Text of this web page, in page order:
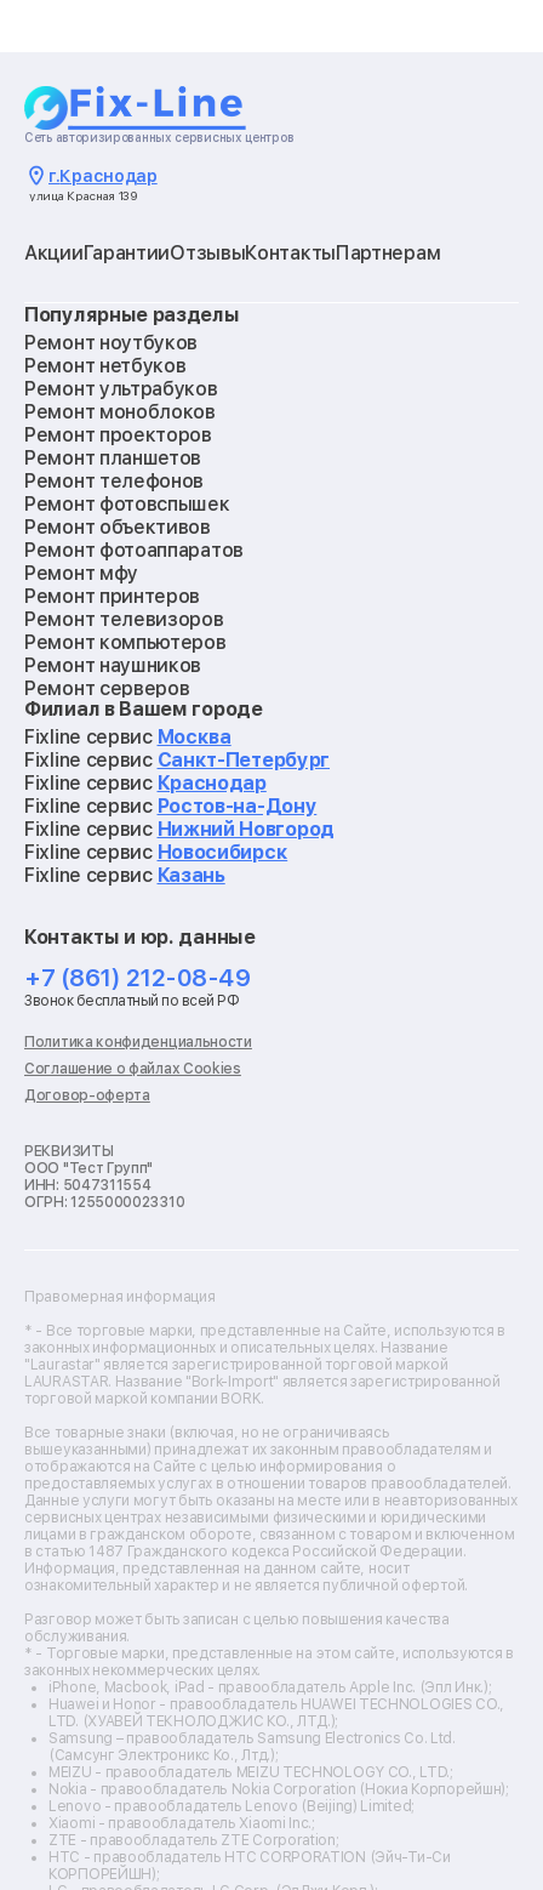
Сеть авторизированных сервисных центров
г.Краснодар
улица Красная 139
АкцииГарантииОтзывыКонтактыПартнерам
Популярные разделы
Ремонт ноутбуков
Ремонт нетбуков
Ремонт ультрабуков
Ремонт моноблоков
Ремонт проекторов
Ремонт планшетов
Ремонт телефонов
Ремонт фотовспышек
Ремонт объективов
Ремонт фотоаппаратов
Ремонт мфу
Ремонт принтеров
Ремонт телевизоров
Ремонт компьютеров
Ремонт наушников
Ремонт серверов
Ремонт мониторов
Ремонт квадрокоптеров
Ремонт электросамокатов
Ремонт материнских плат
Ремонт видеокарт
Ремонт кофемашин
Ремонт vr систем
Ремонт игровых приставок
Ремонт роботов-пылесосов
Ремонт холодильников
Ремонт стиральных машин
Ремонт пылесосов
Ремонт варочных панелей
Ремонт духовых шкафов
Ремонт кондиционеров
Ремонт кухонных комбайнов
Ремонт морозильных камер
Ремонт отпаривателей
Ремонт плоттеров
Ремонт фенов
Ремонт цифровых биноклей
Ремонт тепловизоров
Ремонт массажных кресел
Ремонт водонагревателей
Ремонт вытяжек
Ремонт источников бесперебойного питания
Ремонт пароварок
Ремонт микшерных пультов
Ремонт dj-пультов
Ремонт кухонных плит
Ремонт стедикамов
Ремонт оптических прицелов
Ремонт электровелосипедов
Ремонт видеокамер
Ремонт эхолотов
Ремонт 3d-принтеров
Ремонт прицелов ночного видения
Ремонт винных шкафов
Ремонт выпрямителей
Ремонт сушилок для рук
Ремонт дальномеров
Ремонт снегоуборщиков
Филиал в Вашем городе
Fixline сервис Москва
Fixline сервис Санкт-Петербург
Fixline сервис Краснодар
Fixline сервис Ростов-на-Дону
Fixline сервис Нижний Новгород
Fixline сервис Новосибирск
Fixline сервис Казань
Контакты и юр. данные
+7 (861) 212-08-49
Звонок бесплатный по всей РФ
Политика конфиденциальности
Соглашение о файлах Cookies
Договор-оферта
РЕКВИЗИТЫ
ООО "Тест Групп"
ИНН: 5047311554
ОГРН: 1255000023310
Правомерная информация
* - Все торговые марки, представленные на Сайте, используются в
законных информационных и описательных целях. Название
"Laurastar" является зарегистрированной торговой маркой
LAURASTAR. Название "Bork-Import" является зарегистрированной
торговой маркой компании BORK.
Все товарные знаки (включая, но не ограничиваясь
вышеуказанными) принадлежат их законным правообладателям и
отображаются на Сайте с целью информирования о
предоставляемых услугах в отношении товаров правообладателей.
Данные услуги могут быть оказаны на месте или в неавторизованных
сервисных центрах независимыми физическими и юридическими
лицами в гражданском обороте, связанном с товаром и включенном
в статью 1487 Гражданского кодекса Российской Федерации.
Информация, представленная на данном сайте, носит
ознакомительный характер и не является публичной офертой.
Разговор может быть записан с целью повышения качества
обслуживания.
* - Торговые марки, представленные на этом сайте, используются в
законных некоммерческих целях.
iPhone, Macbook, iPad - правообладатель Apple Inc. (Эпл Инк.);
Huawei и Honor - правообладатель HUAWEI TECHNOLOGIES CO.,
LTD. (ХУАВЕЙ ТЕКНОЛОДЖИС КО., ЛТД.);
Samsung – правообладатель Samsung Electronics Co. Ltd.
(Самсунг Электроникс Ко., Лтд.);
MEIZU - правообладатель MEIZU TECHNOLOGY CO., LTD.;
Nokia - правообладатель Nokia Corporation (Нокиа Корпорейшн);
Lenovo - правообладатель Lenovo (Beijing) Limited;
Xiaomi - правообладатель Xiaomi Inc.;
ZTE - правообладатель ZTE Corporation;
HTC - правообладатель HTC CORPORATION (Эйч-Ти-Си
КОРПОРЕЙШН);